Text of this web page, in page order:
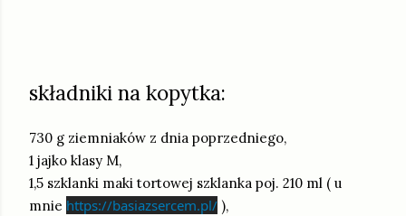
składniki na kopytka:
730 g ziemniaków z dnia poprzedniego,
1 jajko klasy M,
1,5 szklanki maki tortowej szklanka poj. 210 ml ( u
mnie https://basiazsercem.pl/ ),